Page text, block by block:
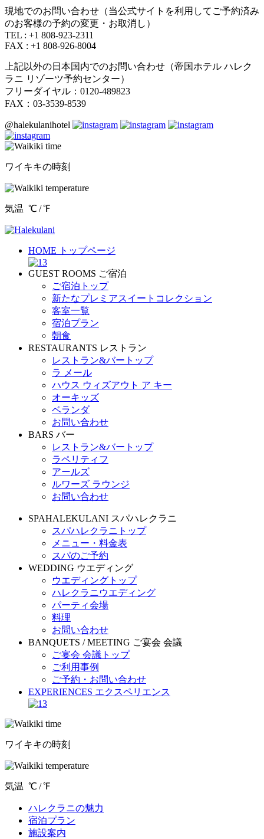
現地でのお問い合わせ（当公式サイトを利用してご予約済み
のお客様の予約の変更・お取消し）
TEL : +1 808-923-2311
FAX : +1 808-926-8004
上記以外の日本国内でのお問い合わせ（帝国ホテル ハレク
ラニ リゾーツ予約センター）
フリーダイヤル：0120-489823
FAX：03-3539-8539
@halekulanihotel
ワイキキの時刻
気温 ℃ /℉
HOME トップページ
GUEST ROOMS ご宿泊
ご宿泊トップ
新たなプレミアスイートコレクション
客室一覧
宿泊プラン
朝食
RESTAURANTS レストラン
レストラン&バートップ
ラ メール
ハウス ウィズアウト ア キー
オーキッズ
ベランダ
お問い合わせ
BARS バー
レストラン&バートップ
ラペリティフ
アールズ
ルワーズ ラウンジ
お問い合わせ
SPAHALEKULANI スパハレクラニ
スパハレクラニトップ
メニュー・料金表
スパのご予約
WEDDING ウエディング
ウエディングトップ
ハレクラニウエディング
パーティ会場
料理
お問い合わせ
BANQUETS / MEETING ご宴会 会議
ご宴会 会議トップ
ご利用事例
ご予約・お問い合わせ
EXPERIENCES エクスペリエンス
ワイキキの時刻
気温 ℃ /℉
ハレクラニの魅力
宿泊プラン
施設案内